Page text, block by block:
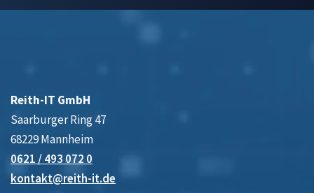
Reith-IT GmbH
Saarburger Ring 47
68229 Mannheim
0621 / 493 072 0
kontakt@reith-it.de